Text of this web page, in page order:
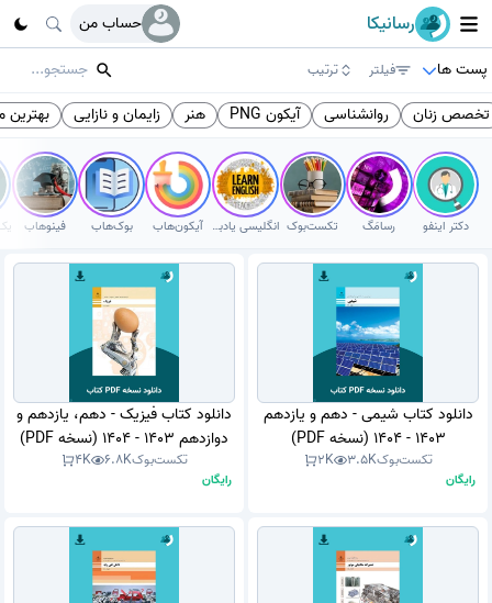
رسانیکا
حساب من
پست ها
فیلتر ترتیب
تخصص زنان روانشناسی آیکون PNG هنر زایمان و نازایی
دکتر اینفو رسامَگ تکست‌بوک انگلیسی یادبگیر آیکون‌هاب بوک‌هاب فینوهاب
دانلود کتاب شیمی - دهم و یازدهم
1403 - 1404 (نسخه PDF)
تکست‌بوک3.5K
2K
رایگان
دانلود کتاب فیزیک - دهم، یازدهم و
دوازدهم 1403 - 1404 (نسخه PDF)
تکست‌بوک6.8K
4K
رایگان